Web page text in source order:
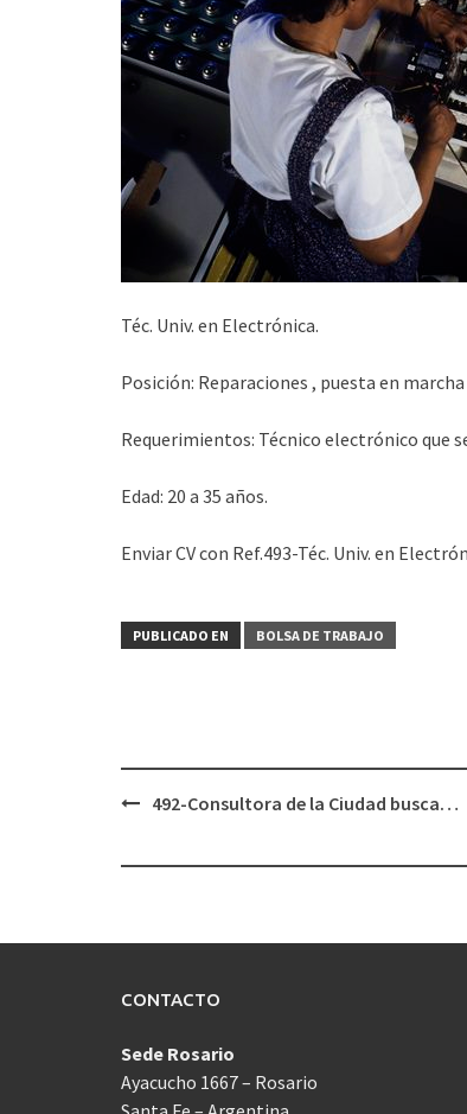
Téc. Univ. en Electrónica.
Posición: Reparaciones , puesta en
Requerimientos: Técnico electrónico
Edad: 20 a 35 años.
Enviar CV con Ref.493-Téc. Univ. en
PUBLICADO EN BOLSA DE TRABAJO
Navegación
492-Consultora de la Ciudad busca…
CONTACTO
Sede Rosario
Ayacucho 1667 – Rosario